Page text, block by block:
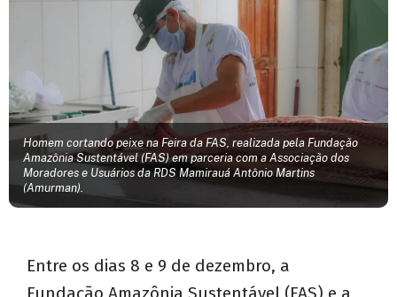
Homem cortando peixe na Feira da FAS, realizada pela Fundação
Amazônia Sustentável (FAS) em parceria com a Associação dos
Moradores e Usuários da RDS Mamirauá Antônio Martins
(Amurman).
Entre os dias 8 e 9 de dezembro, a